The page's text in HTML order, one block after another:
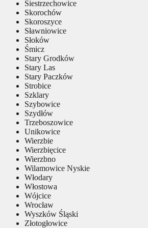
Siestrzechowice
Skorochów
Skoroszyce
Sławniowice
Słoków
Śmicz
Stary Grodków
Stary Las
Stary Paczków
Strobice
Szklary
Szybowice
Szydłów
Trzeboszowice
Unikowice
Wierzbie
Wierzbięcice
Wierzbno
Wilamowice Nyskie
Włodary
Włostowa
Wójcice
Wrocław
Wyszków Śląski
Złotogłowice